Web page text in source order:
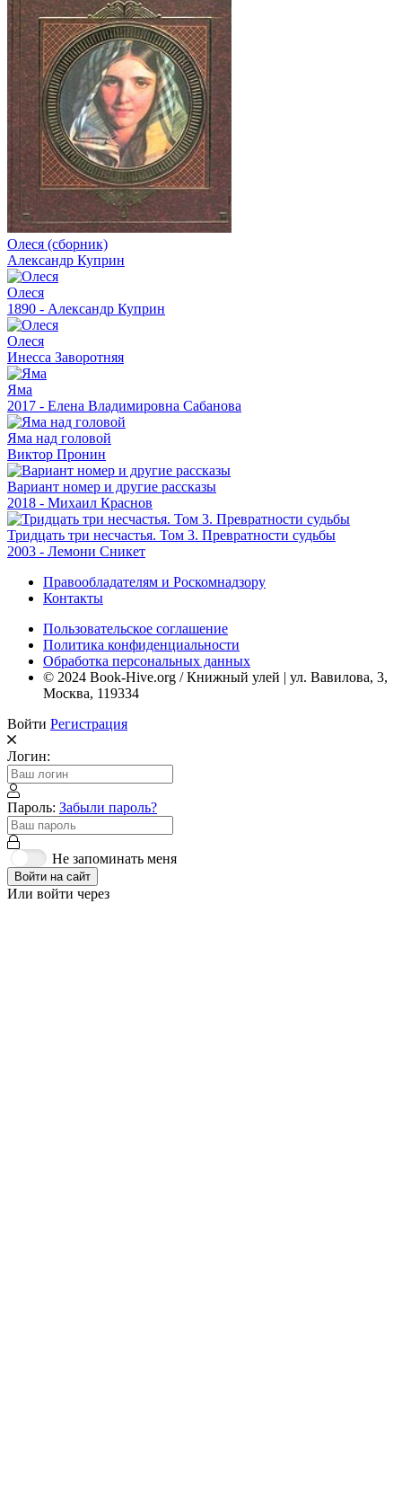
Олеся (cборник)
Александр Куприн
Олеся
1890 - Александр Куприн
Олеся
Инесса Заворотняя
Яма
2017 - Елена Владимировна Сабанова
Яма над головой
Виктор Пронин
Вариант номер и другие рассказы
2018 - Михаил Краснов
Тридцать три несчастья. Том 3. Превратности судьбы
2003 - Лемони Сникет
Правообладателям и Роскомнадзору
Контакты
Пользовательское соглашение
Политика конфиденциальности
Обработка персональных данных
© 2024 Book-Hive.org / Книжный улей | ул. Вавилова, 3,
Москва, 119334
Войти Регистрация
Логин:
Пароль: Забыли пароль?
Не запоминать меня
Войти на сайт
Или войти через